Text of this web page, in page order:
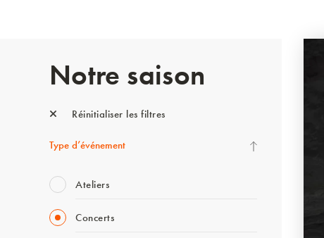
Notre saison
Réinitialiser les filtres
Type d’événement
Ateliers
Concerts